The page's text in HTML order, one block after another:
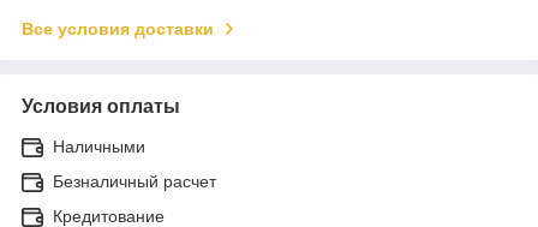
Все условия доставки
Условия оплаты
Наличными
Безналичный расчет
Кредитование